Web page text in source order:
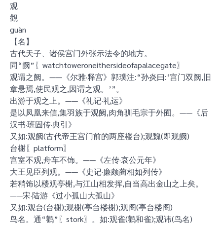
观
觀
guàn
【名】
古代天子、诸侯宫门外张示法令的地方。
同“阙”〖watchtoweroneithersideofapalacegate〗
观谓之阙。——《尔雅·释宫》郭璞注:“孙炎曰:‘宫门双阙,旧
章悬焉,使民观之,因谓之观。’”。
出游于观之上。——《礼记·礼运》
是以凤凰来信,集羽族于观阙,肉角驯毛宗于外囿。——《后
汉书·班固传·典引》
又如:观阙(古代帝王宫门前的两座楼台);观魏(即观阙)
台榭〖platform〗
宫室不观,舟车不饰。——《左传·哀公元年》
大王见臣列观。——《史记·廉颇蔺相如列传》
若稍饰以楼观亭榭,与江山相发挥,自当高出金山之上矣。
——宋·陆游《过小孤山大孤山》
又如:观台(台榭);观榭(亭台楼榭);观阁(亭台楼阁)
鸟名。通“鹳”〖stork〗。如:观雀(鹳和雀);观讳(鸟名)